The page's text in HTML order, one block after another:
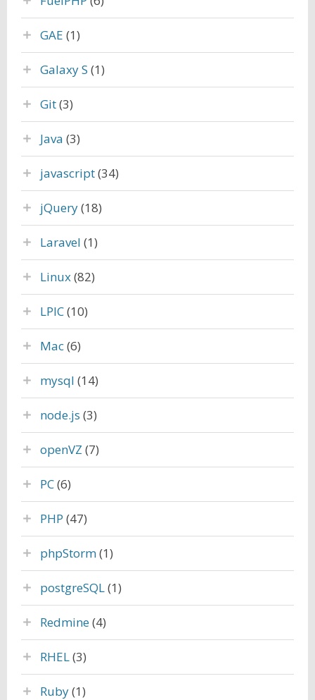
GAE (1)
Galaxy S (1)
Git(3)
Java (3)
javascript(34)
jQuery(18)
Laravel (1)
Linux(82)
LPIC(10)
Mac(6)
mysql (14)
node.js (3)
openVZ (7)
PC(6)
PHP (47)
phpStorm(1)
postgreSQL(1)
Redmine(4)
RHEL(3)
Ruby(1)